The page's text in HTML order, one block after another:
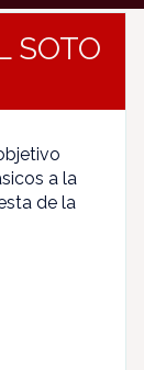
SOTO
a la
de la